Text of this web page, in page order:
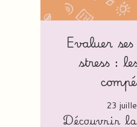
Evaluer
stress :
23
Découvrir la